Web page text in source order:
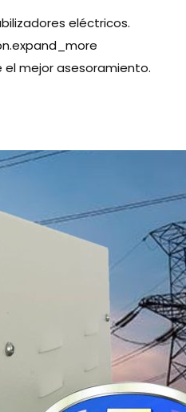
eléctricos.
mejor asesoramiento.